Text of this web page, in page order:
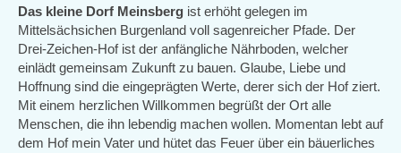
Das kleine Dorf Meinsberg ist erhöht gelegen im
Mittelsächsichen Burgenland voll sagenreicher Pfade. Der
Drei-Zeichen-Hof ist der anfängliche Nährboden, welcher
einlädt gemeinsam Zukunft zu bauen. Glaube, Liebe und
Hoffnung sind die eingeprägten Werte, derer sich der Hof ziert.
Mit einem herzlichen Willkommen begrüßt der Ort alle
Menschen, die ihn lebendig machen wollen. Momentan lebt auf
dem Hof mein Vater und hütet das Feuer über ein bäuerliches